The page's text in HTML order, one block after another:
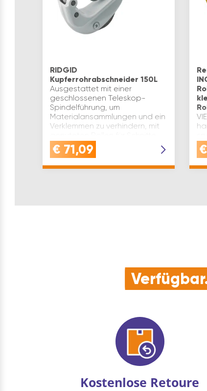
RIDGID
Kupferrohrabschneider 150L
Ausgestattet mit einer
geschlossenen Teleskop-
Spindelführung, um
Materialansammlungen und ein
Verklemmen zu verhindern, mit
nahe an der Bördelung und mit
einer einklap…
€ 71,09 €
Kostenlose Retoure